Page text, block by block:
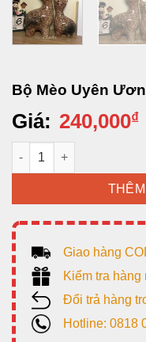
Bộ Mèo Uyên
Giá: 240,000₫
Bộ Mèo Uyên Ương S2
Giao hàng
Kiểm tra
Đổi trả hàng
Hotline: 0818